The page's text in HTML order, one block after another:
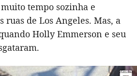
tempo sozinha e
ruas de Los Angeles. Mas, a
Holly Emmerson e seu